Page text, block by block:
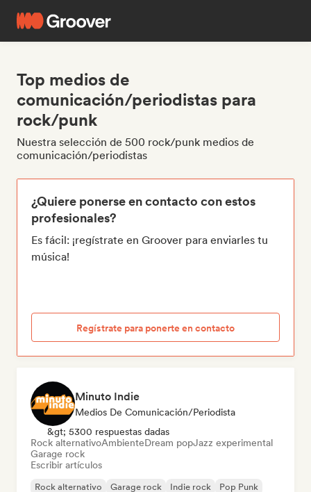
Top medios de
comunicación/periodistas para
rock/punk
Nuestra selección de 500 rock/punk medios de
comunicación/periodistas
¿Quiere ponerse en contacto con estos
profesionales?
Es fácil: ¡regístrate en Groover para enviarles tu
música!
Regístrate para ponerte en contacto
Minuto Indie
Medios De Comunicación/Periodista
&gt; 5300 respuestas dadas
Rock alternativoAmbienteDream popJazz experimental
Garage rock
Escribir artículos
Rock alternativo Garage rock Indie rock
Pop Punk